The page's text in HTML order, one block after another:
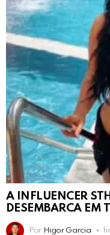
A INFLUENCER
DESEMBARCA EM
Por Higor Garcia